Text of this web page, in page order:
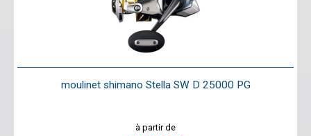
moulinet shimano Stella SW D 25000 PG
à partir de